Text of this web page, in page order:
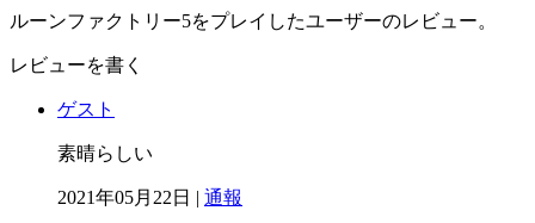
ルーンファクトリー5をプレイしたユーザーのレビュー。
レビューを書く
ゲスト
素晴らしい
2021年05月22日 | 通報